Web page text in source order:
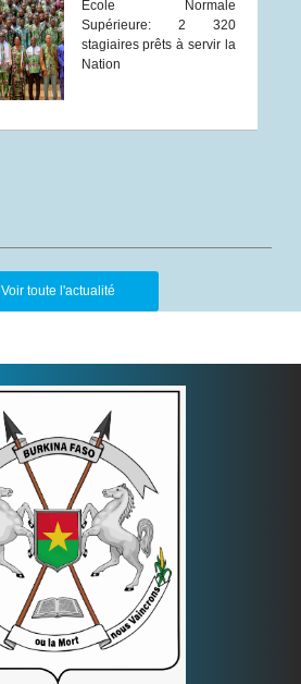
École Normale
Supérieure: 2 320
stagiaires prêts à servir la
Nation
Voir toute l'actualité